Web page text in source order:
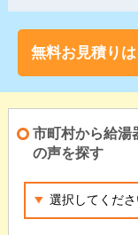
無料お見積り
市町村から給湯
の声を探す